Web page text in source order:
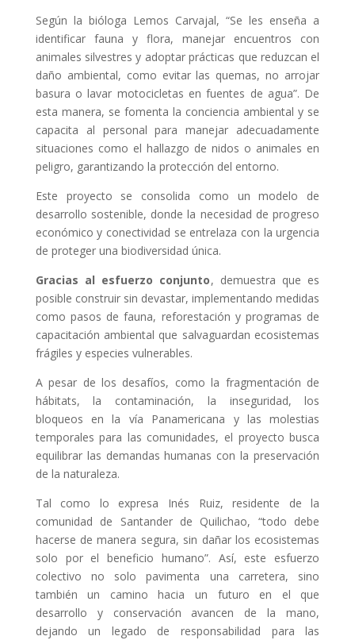
Según la bióloga Lemos Carvajal, “Se les enseña a
identificar fauna y flora, manejar encuentros con
animales silvestres y adoptar prácticas que reduzcan el
daño ambiental, como evitar las quemas, no arrojar
basura o lavar motocicletas en fuentes de agua”. De
esta manera, se fomenta la conciencia ambiental y se
capacita al personal para manejar adecuadamente
situaciones como el hallazgo de nidos o animales en
peligro, garantizando la protección del entorno.
Este proyecto se consolida como un modelo de
desarrollo sostenible, donde la necesidad de progreso
económico y conectividad se entrelaza con la urgencia
de proteger una biodiversidad única.
Gracias al esfuerzo conjunto, demuestra que es
posible construir sin devastar, implementando medidas
como pasos de fauna, reforestación y programas de
capacitación ambiental que salvaguardan ecosistemas
frágiles y especies vulnerables.
A pesar de los desafíos, como la fragmentación de
hábitats, la contaminación, la inseguridad, los
bloqueos en la vía Panamericana y las molestias
temporales para las comunidades, el proyecto busca
equilibrar las demandas humanas con la preservación
de la naturaleza.
Tal como lo expresa Inés Ruiz, residente de la
comunidad de Santander de Quilichao, “todo debe
hacerse de manera segura, sin dañar los ecosistemas
solo por el beneficio humano”. Así, este esfuerzo
colectivo no solo pavimenta una carretera, sino
también un camino hacia un futuro en el que
desarrollo y conservación avancen de la mano,
dejando un legado de responsabilidad para las